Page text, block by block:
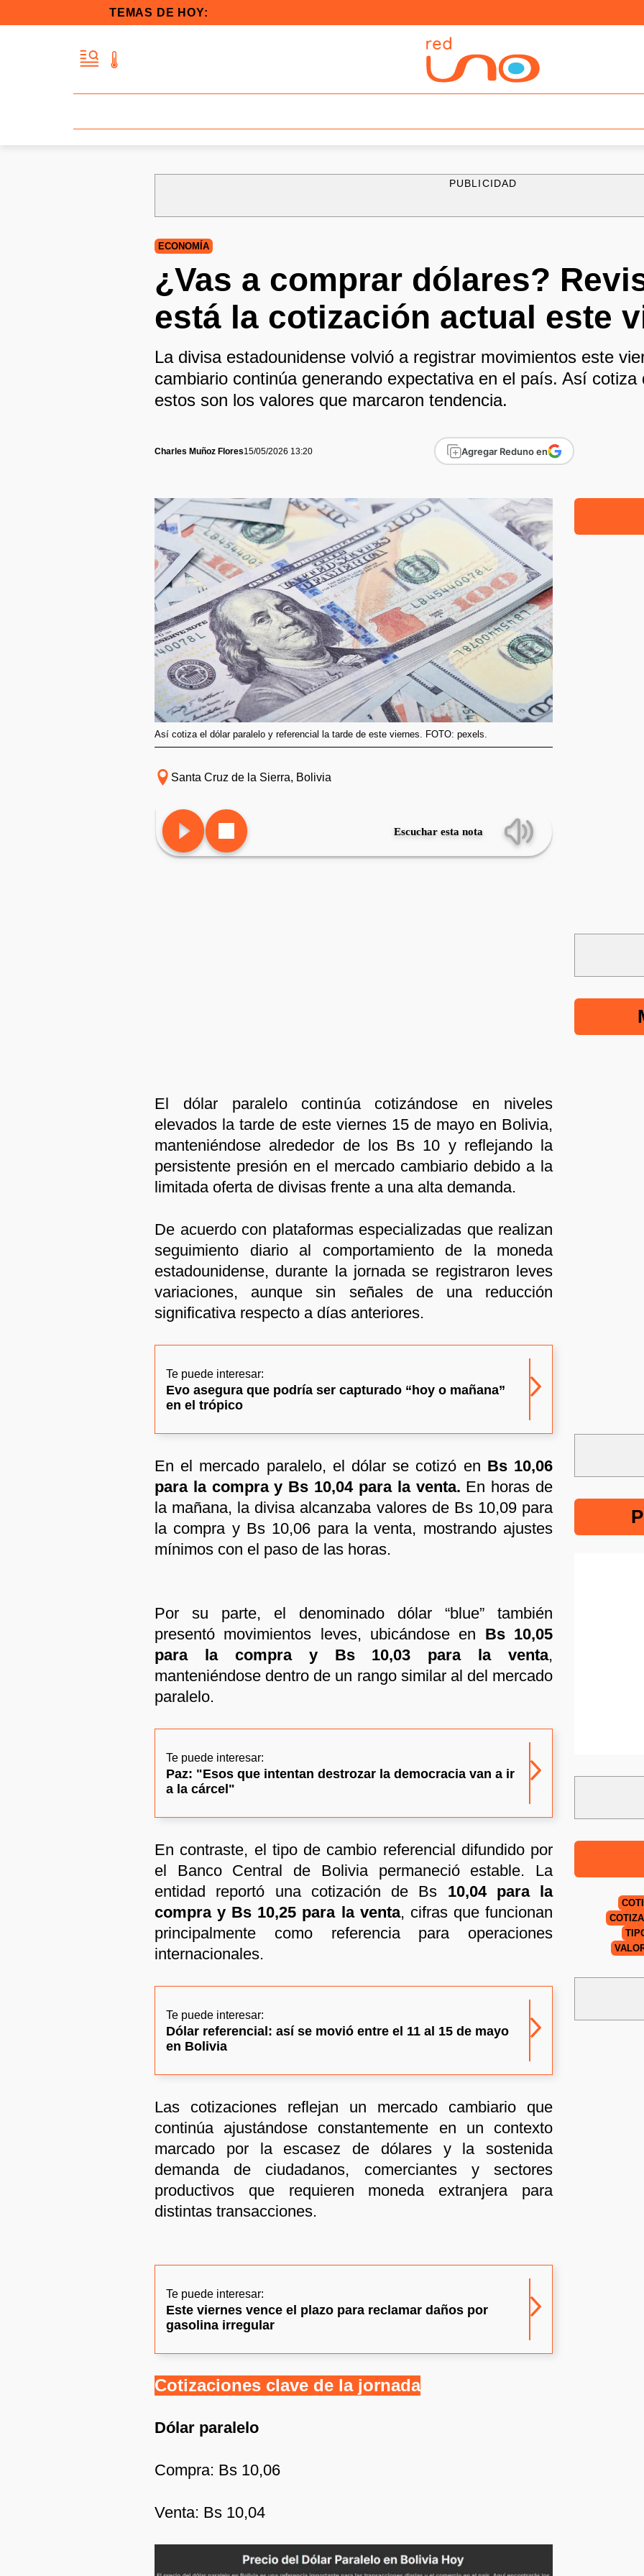
TEMAS DE HOY:
PUBLICIDAD
ECONOMÍA
¿Vas a comprar dólares?
está la cotización actual este
La divisa estadounidense volvió a registrar movimientos este
cambiario continúa generando expectativa en el país. Así
estos son los valores que marcaron tendencia.
Charles Muñoz Flores15/05/2026 13:20 Agregar Reduno en
Así cotiza el dólar paralelo y referencial la tarde de este viernes. FOTO: pexels.
Santa Cruz de la Sierra, Bolivia
Escuchar esta nota
El dólar paralelo continúa cotizándose en niveles
elevados la tarde de este viernes 15 de mayo en Bolivia,
manteniéndose alrededor de los Bs 10 y reflejando la
persistente presión en el mercado cambiario debido a la
limitada oferta de divisas frente a una alta demanda.
De acuerdo con plataformas especializadas que realizan
seguimiento diario al comportamiento de la moneda
estadounidense, durante la jornada se registraron leves
variaciones, aunque sin señales de una reducción
significativa respecto a días anteriores.
Te puede interesar:
Evo asegura que podría ser capturado “hoy o mañana”
en el trópico
En el mercado paralelo, el dólar se cotizó en Bs 10,06
para la compra y Bs 10,04 para la venta. En horas de
la mañana, la divisa alcanzaba valores de Bs 10,09 para
la compra y Bs 10,06 para la venta, mostrando ajustes
mínimos con el paso de las horas.
Por su parte, el denominado dólar “blue” también
presentó movimientos leves, ubicándose en Bs 10,05
para la compra y Bs 10,03 para la venta,
manteniéndose dentro de un rango similar al del mercado
paralelo.
Te puede interesar:
Paz: "Esos que intentan destrozar la democracia van a ir
a la cárcel"
En contraste, el tipo de cambio referencial difundido por
el Banco Central de Bolivia permaneció estable. La
entidad reportó una cotización de Bs 10,04 para la
compra y Bs 10,25 para la venta, cifras que funcionan
principalmente como referencia para operaciones
internacionales.
Te puede interesar:
Dólar referencial: así se movió entre el 11 al 15 de mayo
en Bolivia
Las cotizaciones reflejan un mercado cambiario que
continúa ajustándose constantemente en un contexto
marcado por la escasez de dólares y la sostenida
demanda de ciudadanos, comerciantes y sectores
productivos que requieren moneda extranjera para
distintas transacciones.
Te puede interesar:
Este viernes vence el plazo para reclamar daños por
gasolina irregular
Cotizaciones clave de la jornada
Dólar paralelo
Compra: Bs 10,06
Venta: Bs 10,04